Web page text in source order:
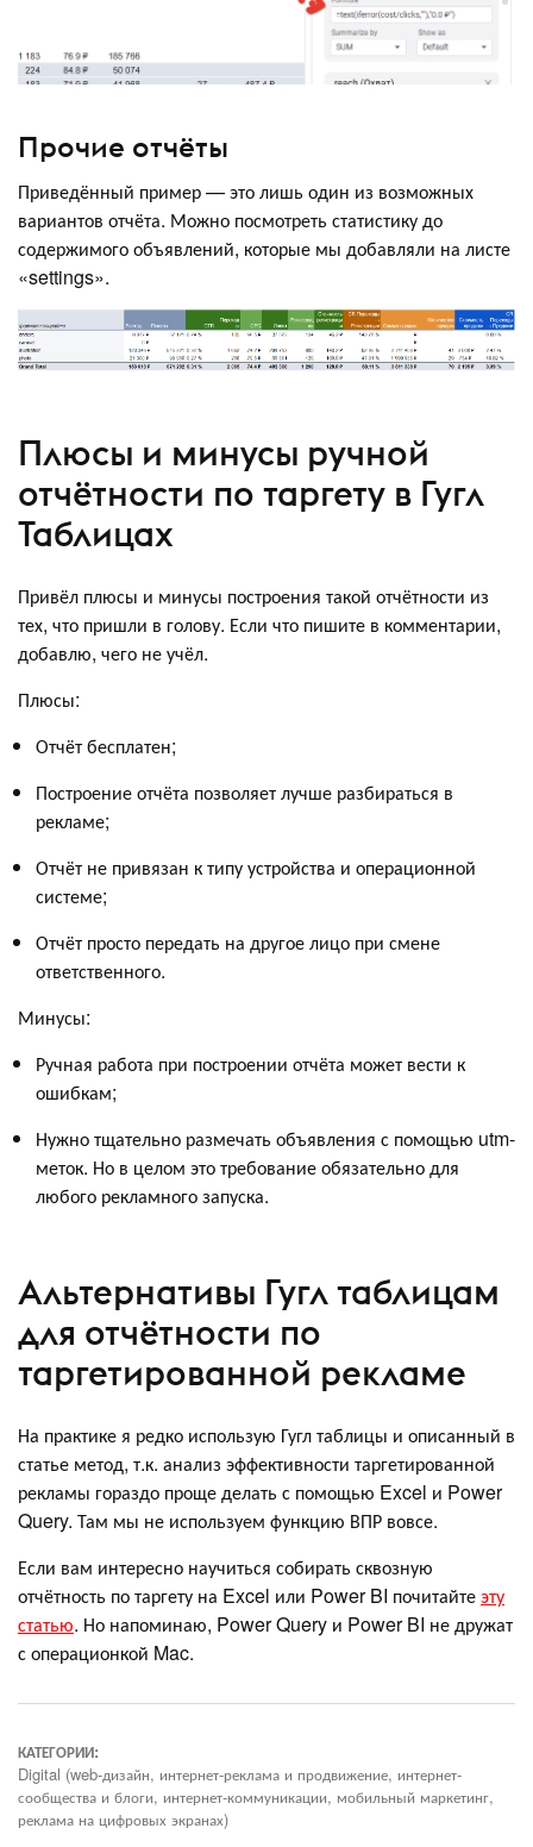
Прочие отчёты
Приведённый пример — это лишь один из возможных
вариантов отчёта. Можно посмотреть статистику до
содержимого объявлений, которые мы добавляли на листе
«settings».
Плюсы и минусы ручной
отчётности по таргету в Гугл
Таблицах
Привёл плюсы и минусы построения такой отчётности из
тех, что пришли в голову. Если что пишите в комментарии,
добавлю, чего не учёл.
Плюсы:
Отчёт бесплатен;
Построение отчёта позволяет лучше разбираться в
рекламе;
Отчёт не привязан к типу устройства и операционной
системе;
Отчёт просто передать на другое лицо при смене
ответственного.
Минусы:
Ручная работа при построении отчёта может вести к
ошибкам;
Нужно тщательно размечать объявления с помощью utm-
меток. Но в целом это требование обязательно для
любого рекламного запуска.
Альтернативы Гугл таблицам
для отчётности по
таргетированной рекламе
На практике я редко использую Гугл таблицы и описанный в
статье метод, т.к. анализ эффективности таргетированной
рекламы гораздо проще делать с помощью Excel и Power
Query. Там мы не используем функцию ВПР вовсе.
Если вам интересно научиться собирать сквозную
отчётность по таргету на Excel или Power BI почитайтеэту
статью. Но напоминаю, Power Query и Power BI не дружат
с операционкой Mac.
КАТЕГОРИИ:
Digital (web-дизайн, интернет-реклама и продвижение, интернет-
сообщества и блоги, интернет-коммуникации, мобильный маркетинг,
реклама на цифровых экранах)